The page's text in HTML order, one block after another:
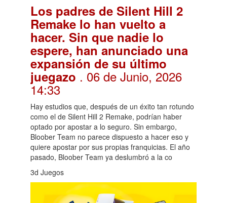
Los padres de Silent Hill 2
Remake lo han vuelto a
hacer. Sin que nadie lo
espere, han anunciado una
expansión de su último
juegazo . 06 de Junio, 2026
14:33
Hay estudios que, después de un éxito tan rotundo
como el de Silent Hill 2 Remake, podrían haber
optado por apostar a lo seguro. Sin embargo,
Bloober Team no parece dispuesto a hacer eso y
quiere apostar por sus propias franquicias. El año
pasado, Bloober Team ya deslumbró a la co
3d Juegos